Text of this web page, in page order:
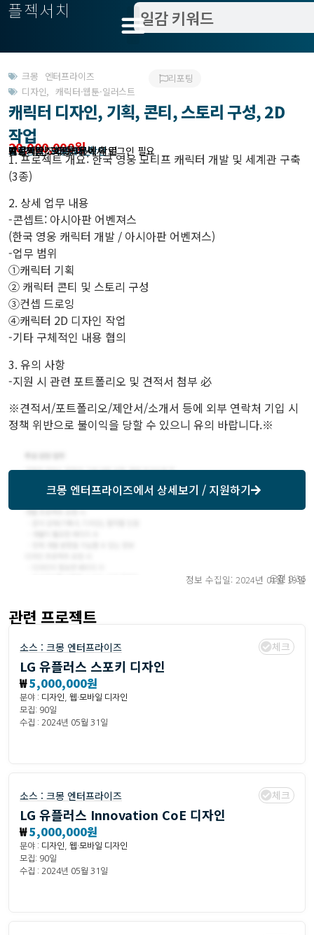
플젝서치
크몽 엔터프라이즈
디자인, 캐릭터·웹툰·일러스트
리포팅
캐릭터 디자인, 기획, 콘티, 스토리 구성, 2D
작업
20,000,000원
작업방식 : 외주, 예산
모집기한 : 크몽에서 확인
예상기간 : 90일
프로젝트조회 : 크몽에서 로그인 필요
받은제안 : 크몽에서 확인
1. 프로젝트 개요: 한국 영웅 모티프 캐릭터 개발 및 세계관 구축
(3종)
2. 상세 업무 내용
-콘셉트: 아시아판 어벤져스
(한국 영웅 캐릭터 개발 / 아시아판 어벤져스)
-업무 범위
①캐릭터 기획
② 캐릭터 콘티 및 스토리 구성
③컨셉 드로잉
④캐릭터 2D 디자인 작업
-기타 구체적인 내용 협의
3. 유의 사항
-지원 시 관련 포트폴리오 및 견적서 첨부 必
※견적서/포트폴리오/제안서/소개서 등에 외부 연락처 기입 시
정책 위반으로 불이익을 당할 수 있으니 유의 바랍니다.※
크몽 엔터프라이즈에서 상세보기 / 지원하기
정보 수집일: 2024년 01월 19일
오전 8:36
관련 프로젝트
소스 : 크몽 엔터프라이즈 체크
LG 유플러스 스포키 디자인
₩5,000,000원
분야 : 디자인
웹·모바일 디자인
모집: 90일
수집 : 2024년 05월 31일
소스 : 크몽 엔터프라이즈 체크
LG 유플러스 Innovation CoE 디자인
₩5,000,000원
분야 : 디자인
웹·모바일 디자인
모집: 90일
수집 : 2024년 05월 31일